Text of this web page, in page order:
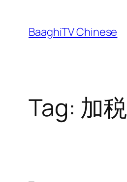
content
BaaghiTV Chinese
Tag: 加税